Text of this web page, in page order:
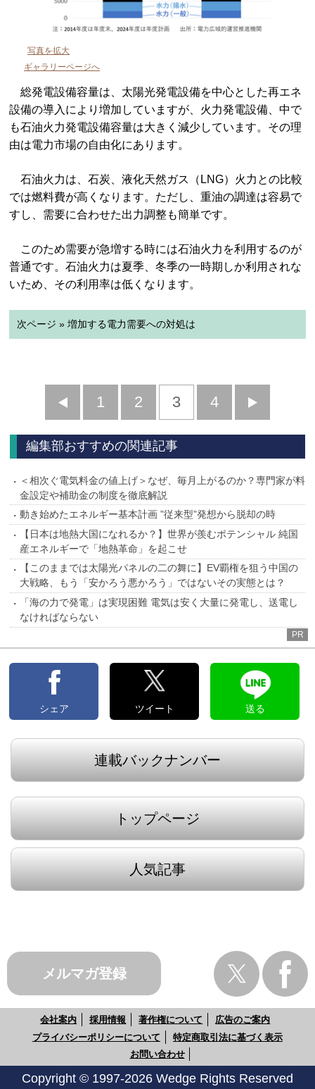
写真を拡大
ギャラリーページへ
総発電設備容量は、太陽光発電設備を中心とした再エネ
設備の導入により増加していますが、火力発電設備、中で
も石油火力発電設備容量は大きく減少しています。その理
由は電力市場の自由化にあります。
石油火力は、石炭、液化天然ガス（LNG）火力との比較
では燃料費が高くなります。ただし、重油の調達は容易で
すし、需要に合わせた出力調整も簡単です。
このため需要が急増する時には石油火力を利用するのが
普通です。石油火力は夏季、冬季の一時期しか利用されな
いため、その利用率は低くなります。
次ページ » 増加する電力需要への対処は
前
へ
1 2 3 4
へ
編集部おすすめの関連記事
＜相次ぐ電気料金の値上げ＞なぜ、毎月上がるのか？専門家が料
金設定や補助金の制度を徹底解説
動き始めたエネルギー基本計画 ”従来型”発想から脱却の時
【日本は地熱大国になれるか？】世界が羨むポテンシャル 純国
産エネルギーで「地熱革命」を起こせ
【このままでは太陽光パネルの二の舞に】EV覇権を狙う中国の
大戦略、もう「安かろう悪かろう」ではないその実態とは？
「海の力で発電」は実現困難 電気は安く大量に発電し、送電し
なければならない
PR
シェア ツイート 送る
連載バックナンバー
トップページ
人気記事
メルマガ登録
会社案内 採用情報 著作権について
広告のご案内
プライバシーポリシーについて
特定商取引法に基づく表示
お問い合わせ
Copyright © 1997-2026 Wedge Rights Reserved